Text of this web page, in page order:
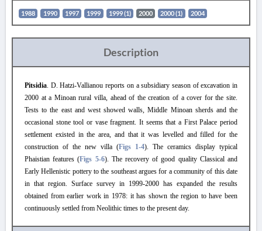
1988 1990 1997 1999 1999 (1) 2000 2000 (1) 2004
Description
Pitsidia. D. Hatzi-Vallianou reports on a subsidiary season of excavation in
2000 at a Minoan rural villa, ahead of the creation of a cover for the site.
Tests to the east and west showed walls, Middle Minoan sherds and the
occasional stone tool or vase fragment. It seems that a First Palace period
settlement existed in the area, and that it was levelled and filled for the
construction of the new villa (Figs 1-4). The ceramics display typical
Phaistian features (Figs 5-6). The recovery of good quality Classical and
Early Hellenistic pottery to the southeast argues for a community of this date
in that region. Surface survey in 1999-2000 has expanded the results
obtained from earlier work in 1978: it has shown the region to have been
continuously settled from Neolithic times to the present day.